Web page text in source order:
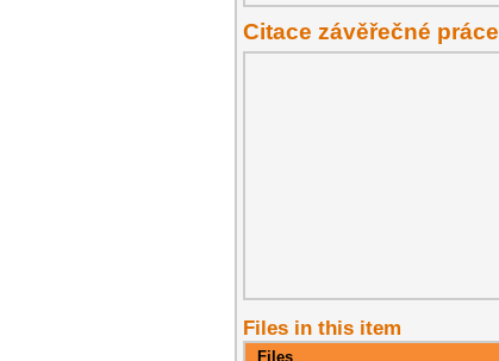
Citace závěřečné práce
Files in this item
Files